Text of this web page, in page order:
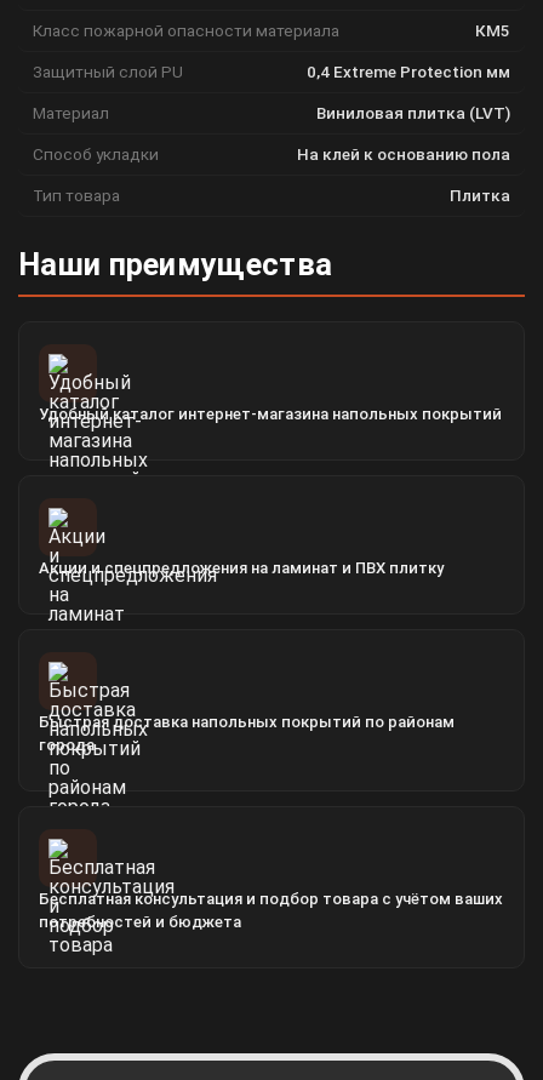
Класс пожарной опасности материала КМ5
Защитный слой PU 0,4 Extreme Protection мм
Материал Виниловая плитка (LVT)
Способ укладки На клей к основанию пола
Тип товара Плитка
Наши преимущества
Удобный каталог интернет-магазина напольных покрытий
Акции и спецпредложения на ламинат и ПВХ плитку
Быстрая доставка напольных покрытий по районам
города
Бесплатная консультация и подбор товара с учётом ваших
потребностей и бюджета